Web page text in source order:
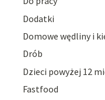
Dodatki
Domowe wędliny i
Drób
Dzieci powyżej 12
Fastfood